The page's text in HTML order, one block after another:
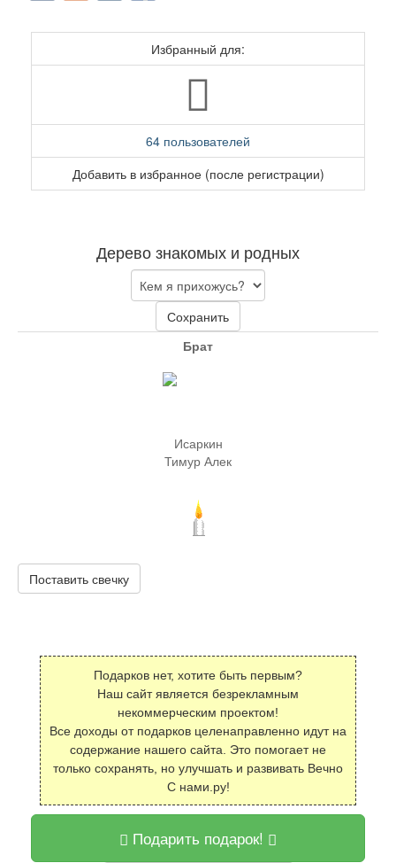
Избранный для:
64 пользователей
Добавить в избранное (после регистрации)
Дерево знакомых и родных
Сохранить
Брат
Исаркин
Тимур Алек
Поставить свечку
Подарков нет, хотите быть первым?
Наш сайт является безрекламным
некоммерческим проектом!
Все доходы от подарков целенаправленно идут на
содержание нашего сайта. Это помогает не
только сохранять, но улучшать и развивать Вечно
С нами.ру!
Подарить подарок!